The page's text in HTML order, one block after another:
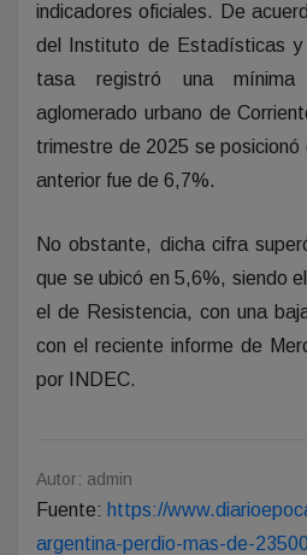
indicadores oficiales. De
del Instituto de Estadísticas y
tasa registró una mínima
aglomerado urbano de
trimestre de 2025 se
anterior fue de 6,7%.
No obstante, dicha cifra
que se ubicó en 5,6%, siendo
el de Resistencia, con una
con el reciente informe de
por INDEC.
Autor: admin
Fuente: https://
argentina-perdio-mas-de-